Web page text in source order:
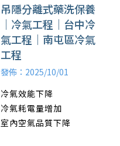
吊隱分離式藥洗保養
｜冷氣工程｜台中冷
氣工程｜南屯區冷氣
工程
發佈：2025/10/01
冷氣效能下降
冷氣耗電量增加
室內空氣品質下降